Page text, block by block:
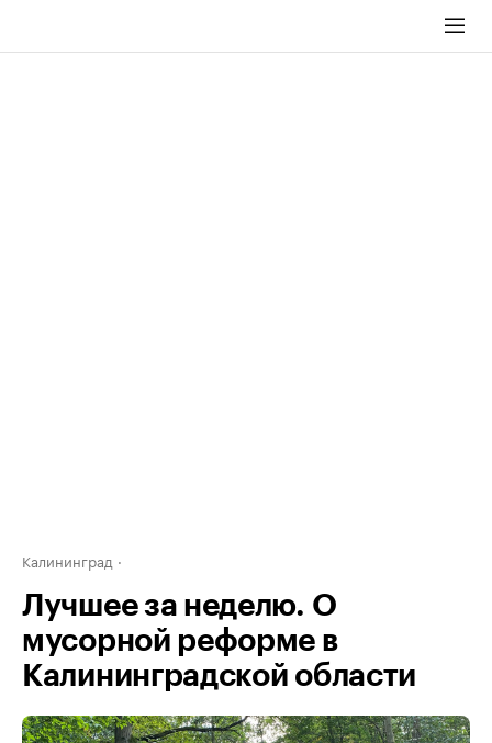
Калининград
Лучшее за неделю. О
мусорной реформе в
Калининградской области